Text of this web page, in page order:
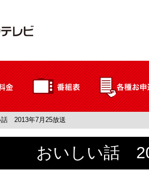
話 2013年7月25放送
おいしい話